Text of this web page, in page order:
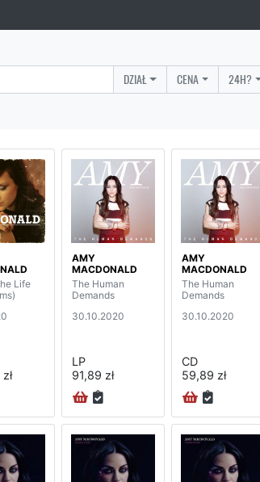
DZIAŁ CENA 24H?
Life
AMY
MACDONALD
The Human
Demands
30.10.2020
LP
91,89 zł
AMY
MACDONALD
The Human
Demands
30.10.2020
CD
59,89 zł